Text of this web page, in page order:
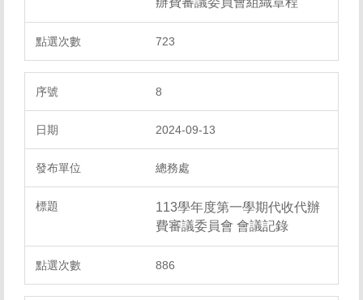
723
8
2024-09-13
總務處
113學年度第一學期代收代辦
費審議委員會 會議記錄
886